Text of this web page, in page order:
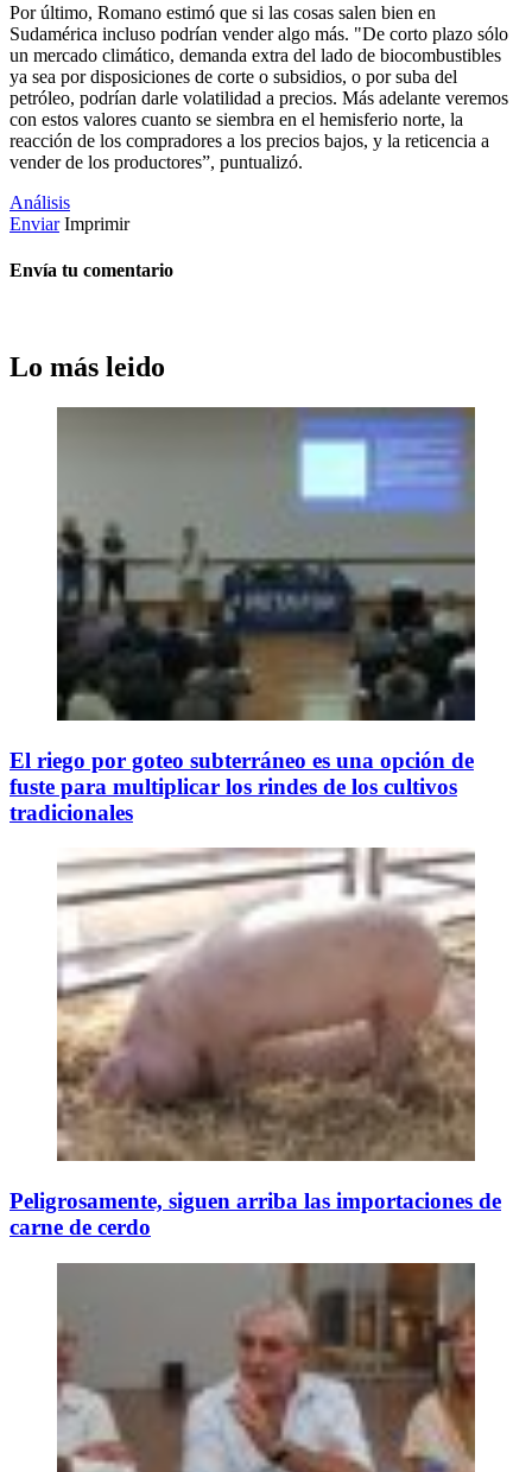
Por último, Romano estimó que si las cosas salen bien en
Sudamérica incluso podrían vender algo más. "De corto plazo sólo
un mercado climático, demanda extra del lado de biocombustibles
ya sea por disposiciones de corte o subsidios, o por suba del
petróleo, podrían darle volatilidad a precios. Más adelante veremos
con estos valores cuanto se siembra en el hemisferio norte, la
reacción de los compradores a los precios bajos, y la reticencia a
vender de los productores”, puntualizó.
Análisis
Enviar Imprimir
Envía tu comentario
Lo más leido
El riego por goteo subterráneo es una opción de
fuste para multiplicar los rindes de los cultivos
tradicionales
Peligrosamente, siguen arriba las importaciones de
carne de cerdo